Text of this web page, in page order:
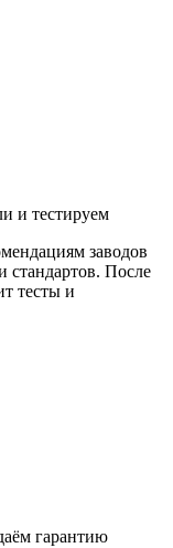
и тестируем
заводов
стандартов. После
тесты и
гарантию